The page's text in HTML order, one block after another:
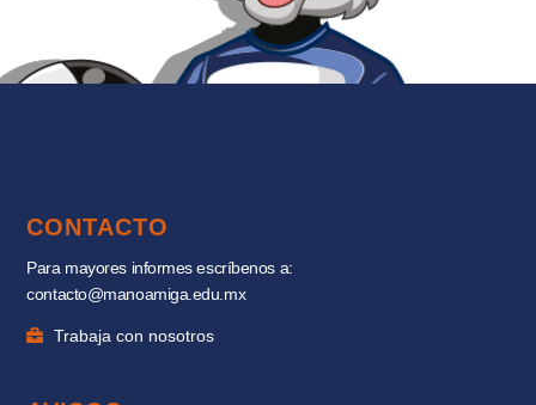
CONTACTO
Para mayores informes escríbenos a:
contacto@manoamiga.edu.mx
Trabaja con nosotros